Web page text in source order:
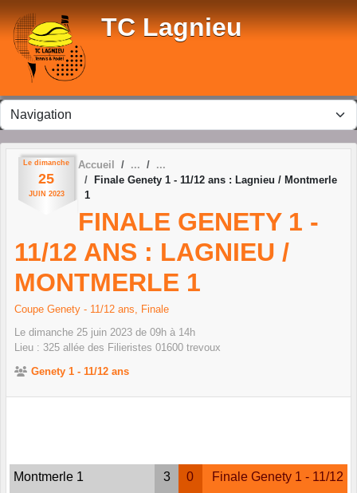
TC Lagnieu
Le dimanche
25
JUIN 2023
Accueil
Finale Genety 1 - 11/12 ans : Lagnieu / Montmerle
1
FINALE GENETY 1 -
11/12 ANS : LAGNIEU /
MONTMERLE 1
Coupe Genety - 11/12 ans, Finale
Le dimanche 25 juin 2023 de 09h à 14h
Lieu : 325 allée des Filieristes 01600 trevoux
Genety 1 - 11/12 ans
Montmerle 1 3 0
Finale Genety 1 - 11/12